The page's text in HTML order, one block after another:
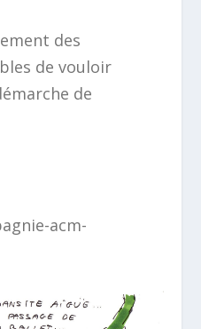
des
de vouloir
de
acm-